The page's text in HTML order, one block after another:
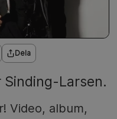
Dela
Sinding-Larsen.
Video, album,